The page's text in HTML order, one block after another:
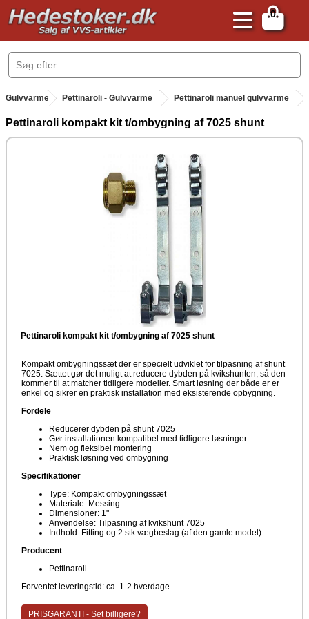
0
.
Gulvvarme . Pettinaroli - Gulvvarme Pettinaroli manuel gulvvarme
Pettinaroli kompakt kit t/ombygning af 7025 shunt
Pettinaroli kompakt kit t/ombygning af 7025 shunt
Kompakt ombygningssæt der er specielt udviklet for tilpasning af shunt
7025. Sættet gør det muligt at reducere dybden på kvikshunten, så den
kommer til at matcher tidligere modeller. Smart løsning der både er er
enkel og sikrer en praktisk installation med eksisterende opbygning.
Fordele
Reducerer dybden på shunt 7025
Gør installationen kompatibel med tidligere løsninger
Nem og fleksibel montering
Praktisk løsning ved ombygning
Specifikationer
Type: Kompakt ombygningssæt
Materiale: Messing
Dimensioner: 1"
Anvendelse: Tilpasning af kvikshunt 7025
Indhold: Fitting og 2 stk vægbeslag (af den gamle model)
Producent
Pettinaroli
Forventet leveringstid: ca. 1-2 hverdage
PRISGARANTI - Set billigere?